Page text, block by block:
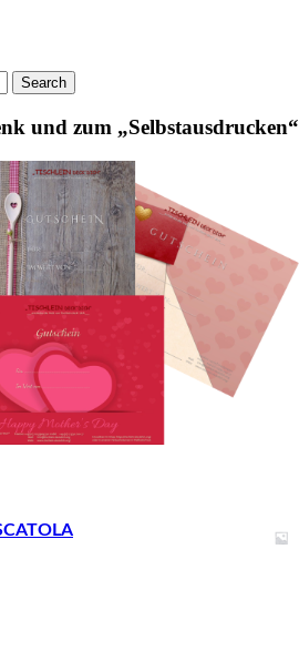
Search
und zum „Selbstausdrucken“